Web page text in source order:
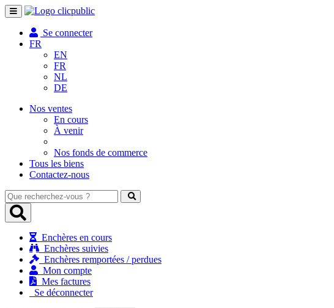
Toggle
navigation
Se connecter
FR
EN
FR
NL
DE
Nos ventes
En cours
À venir
Nos fonds de commerce
Tous les biens
Contactez-nous
Que
recherchez-
vous
Enchères en cours
Enchères suivies
Enchères remportées / perdues
Mon compte
Mes factures
Se déconnecter